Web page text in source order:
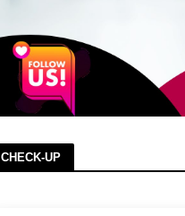
CHECK-UP